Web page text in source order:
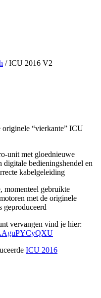
/ ICU 2016 V2
originele “vierkante” ICU
unit met gloednieuwe
digitale bedieningshendel en
kabelgeleiding
momenteel gebruikte
met de originele
geproduceerd
vervangen vind je hier:
ICU 2016